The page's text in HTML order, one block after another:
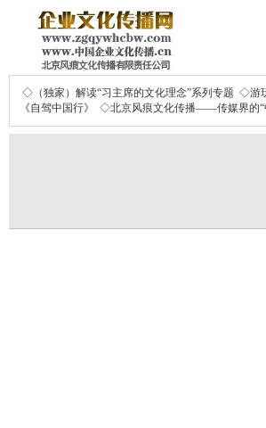
◇（独家）解读“习主席的文化理念”系列专题 ◇游
《自驾中国行》
◇北京风痕文化传播——传媒界的“